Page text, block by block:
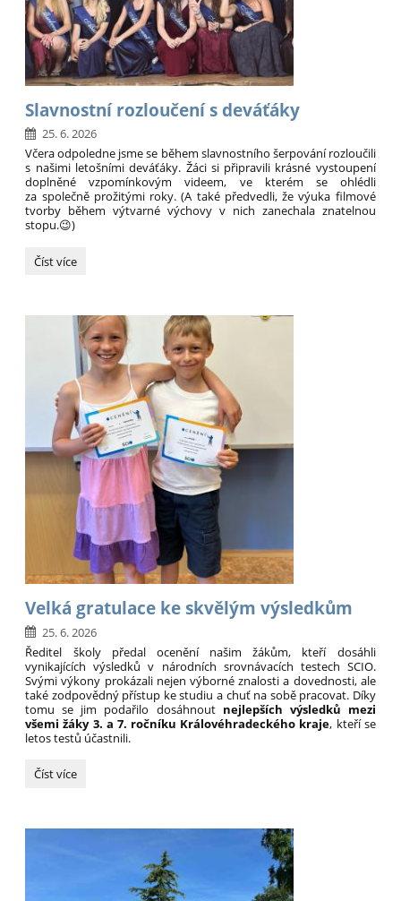
Slavnostní rozloučení s deváťáky
25. 6. 2026
Včera odpoledne jsme se během slavnostního šerpování rozloučili
s našimi letošními deváťáky. Žáci si připravili krásné vystoupení
doplněné vzpomínkovým videem, ve kterém se ohlédli
za společně prožitými roky. (A také předvedli, že výuka filmové
tvorby během výtvarné výchovy v nich zanechala znatelnou
stopu.😉)
Slavnostní
Číst více
Velká gratulace ke skvělým výsledkům
25. 6. 2026
Ředitel školy předal ocenění našim žákům, kteří dosáhli
vynikajících výsledků v národních srovnávacích testech SCIO.
Svými výkony prokázali nejen výborné znalosti a dovednosti, ale
také zodpovědný přístup ke studiu a chuť na sobě pracovat. Díky
tomu se jim podařilo dosáhnout nejlepších výsledků mezi
všemi žáky 3. a 7. ročníku Královéhradeckého kraje, kteří se
letos testů účastnili.
Velká
Číst více